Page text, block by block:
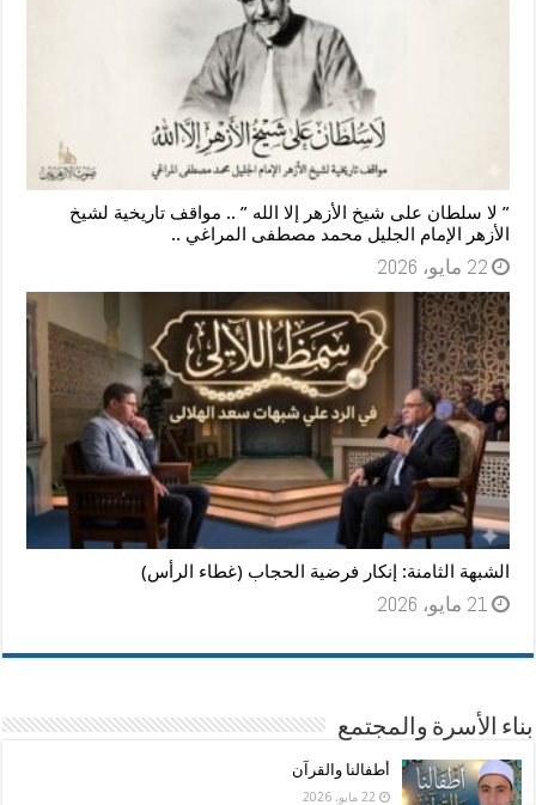
” لا سلطان على شيخ الأزهر إلا الله ” .. مواقف تاريخية لشيخ
الأزهر الإمام الجليل محمد مصطفى المراغي ..
22 مايو، 2026
الشبهة الثامنة: إنكار فرضية الحجاب (غطاء الرأس)
21 مايو، 2026
بناء الأسرة والمجتمع
أطفالنا والقرآن
22 مايو، 2026